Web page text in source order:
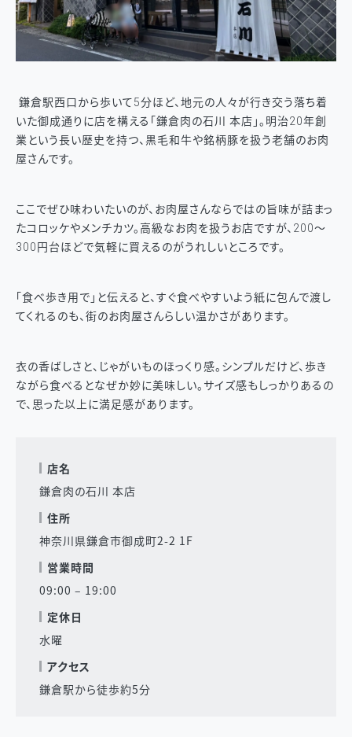
鎌倉駅西口から歩いて5分ほど、地元の人々が行き交う落ち着
いた御成通りに店を構える「鎌倉肉の石川 本店」。明治20年創
業という長い歴史を持つ、黒毛和牛や銘柄豚を扱う老舗のお肉
屋さんです。
ここでぜひ味わいたいのが、お肉屋さんならではの旨味が詰まっ
たコロッケやメンチカツ。高級なお肉を扱うお店ですが、200〜
300円台ほどで気軽に買えるのがうれしいところです。
「食べ歩き用で」と伝えると、すぐ食べやすいよう紙に包んで渡し
てくれるのも、街のお肉屋さんらしい温かさがあります。
衣の香ばしさと、じゃがいものほっくり感。シンプルだけど、歩き
ながら食べるとなぜか妙に美味しい。サイズ感もしっかりあるの
で、思った以上に満足感があります。
店名
鎌倉肉の石川 本店
住所
神奈川県鎌倉市御成町2-2 1F
営業時間
09:00 – 19:00
定休日
水曜
アクセス
鎌倉駅から徒歩約5分